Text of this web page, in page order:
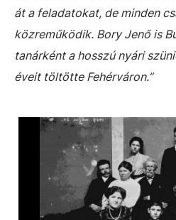
át a feladatokat, de minden
közreműködik. Bory Jenő is
tanárként a hosszú nyári
éveit töltötte Fehérváron.”